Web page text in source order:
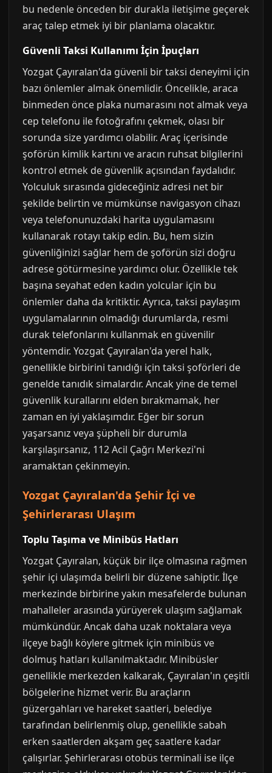
bu nedenle önceden bir durakla iletişime geçerek
araç talep etmek iyi bir planlama olacaktır.
Güvenli Taksi Kullanımı İçin İpuçları
Yozgat Çayıralan'da güvenli bir taksi deneyimi için
bazı önlemler almak önemlidir. Öncelikle, araca
binmeden önce plaka numarasını not almak veya
cep telefonu ile fotoğrafını çekmek, olası bir
sorunda size yardımcı olabilir. Araç içerisinde
şoförün kimlik kartını ve aracın ruhsat bilgilerini
kontrol etmek de güvenlik açısından faydalıdır.
Yolculuk sırasında gideceğiniz adresi net bir
şekilde belirtin ve mümkünse navigasyon cihazı
veya telefonunuzdaki harita uygulamasını
kullanarak rotayı takip edin. Bu, hem sizin
güvenliğinizi sağlar hem de şoförün sizi doğru
adrese götürmesine yardımcı olur. Özellikle tek
başına seyahat eden kadın yolcular için bu
önlemler daha da kritiktir. Ayrıca, taksi paylaşım
uygulamalarının olmadığı durumlarda, resmi
durak telefonlarını kullanmak en güvenilir
yöntemdir. Yozgat Çayıralan'da yerel halk,
genellikle birbirini tanıdığı için taksi şoförleri de
genelde tanıdık simalardır. Ancak yine de temel
güvenlik kurallarını elden bırakmamak, her
zaman en iyi yaklaşımdır. Eğer bir sorun
yaşarsanız veya şüpheli bir durumla
karşılaşırsanız, 112 Acil Çağrı Merkezi'ni
aramaktan çekinmeyin.
Yozgat Çayıralan'da Şehir İçi ve
Şehirlerarası Ulaşım
Toplu Taşıma ve Minibüs Hatları
Yozgat Çayıralan, küçük bir ilçe olmasına rağmen
şehir içi ulaşımda belirli bir düzene sahiptir. İlçe
merkezinde birbirine yakın mesafelerde bulunan
mahalleler arasında yürüyerek ulaşım sağlamak
mümkündür. Ancak daha uzak noktalara veya
ilçeye bağlı köylere gitmek için minibüs ve
dolmuş hatları kullanılmaktadır. Minibüsler
genellikle merkezden kalkarak, Çayıralan'ın çeşitli
bölgelerine hizmet verir. Bu araçların
güzergahları ve hareket saatleri, belediye
tarafından belirlenmiş olup, genellikle sabah
erken saatlerden akşam geç saatlere kadar
çalışırlar. Şehirlerarası otobüs terminali ise ilçe